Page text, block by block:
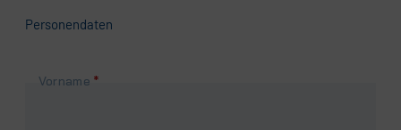
Personendaten
Pflichtfeld
Vorname *